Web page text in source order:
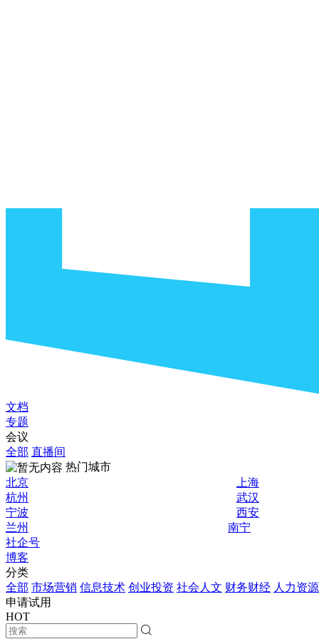
文档
专题
会议
全部 直播间
热门城市
北京
上海
杭州
武汉
宁波
西安
兰州
南宁
社企号
博客
分类
全部 市场营销 信息技术 创业投资 社会人文 财务财经 人力资源
申请试用
HOT